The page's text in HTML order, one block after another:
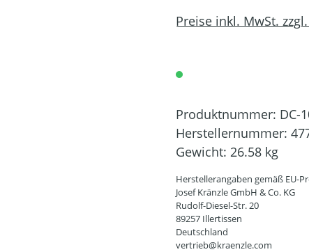
Preise inkl. MwSt.
Produktnummer: DC-
Herstellernummer:
Gewicht: 26.58 kg
Herstellerangaben gemäß EU-
Josef Kränzle GmbH & Co. KG
Rudolf-Diesel-Str. 20
89257 Illertissen
Deutschland
vertrieb@kraenzle.com